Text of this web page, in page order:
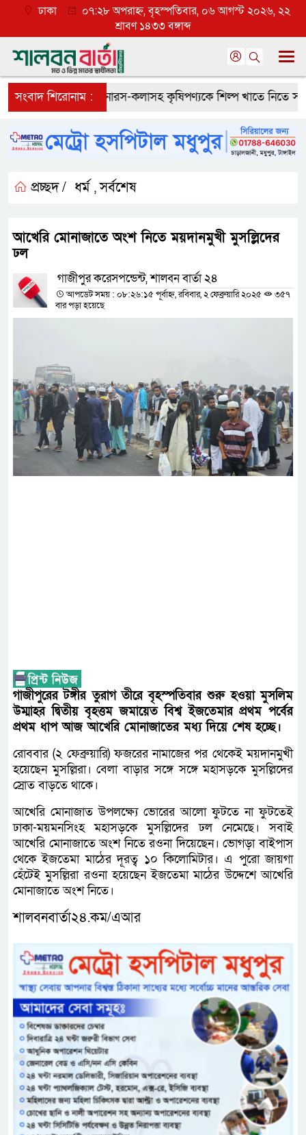
ঢাকা
০৭:২৮ অপরাহ্ন, বৃহস্পতিবার, ০৬ আগস্ট ২০২৬, ২২
শ্রাবণ ১৪৩৩ বঙ্গাব্দ
সংবাদ শিরোনাম :
মধুপুরের আনারস-কলাসহ কৃষিপণ্যকে শিল্প খাতে নিতে সব
প্রচ্ছদ / ধর্ম ,সর্বশেষ
আখেরি মোনাজাতে অংশ নিতে ময়দানমুখী মুসল্লিদের
ঢল
গাজীপুর করেসপন্ডেন্ট, শালবন বার্তা ২৪
আপডেট সময় : ০৮:২৬:১৫ পূর্বাহ্ন, রবিবার, ২ ফেব্রুয়ারি ২০২৫
৩৫৭
বার পড়া হয়েছে
গাজীপুরের টঙ্গীর তুরাগ তীরে বৃহস্পতিবার শুরু হওয়া মুসলিম
উম্মাহর দ্বিতীয় বৃহত্তম জমায়েত বিশ্ব ইজতেমার প্রথম পর্বের
প্রথম ধাপ আজ আখেরি মোনাজাতের মধ্য দিয়ে শেষ হচ্ছে।
রোববার (২ ফেব্রুয়ারি) ফজরের নামাজের পর থেকেই ময়দানমুখী
হয়েছেন মুসল্লিরা। বেলা বাড়ার সঙ্গে সঙ্গে মহাসড়কে মুসল্লিদের
স্রোত বাড়তে থাকে।
আখেরি মোনাজাত উপলক্ষ্যে ভোরের আলো ফুটতে না ফুটতেই
ঢাকা-ময়মনসিংহ মহাসড়কে মুসল্লিদের ঢল নেমেছে। সবাই
আখেরি মোনাজাতে অংশ নিতে রওনা দিয়েছেন। ভোগড়া বাইপাস
থেকে ইজতেমা মাঠের দূরত্ব ১০ কিলোমিটার। এ পুরো জায়গা
হেঁটেই মুসল্লিরা রওনা হয়েছেন ইজতেমা মাঠের উদ্দেশে আখেরি
মোনাজাতে অংশ নিতে।
শালবনবার্তা২৪.কম/এআর